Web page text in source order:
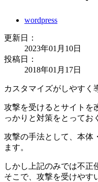
wordpress
更新日：
2023年01月10日
投稿日：
2018年01月17日
カスタマイズがしやすく
攻撃を受けるとサイトを
っかりと対策をとってお
攻撃の手法として、本体
ます。
しかし上記のみでは不正
そこで、攻撃を受けやす